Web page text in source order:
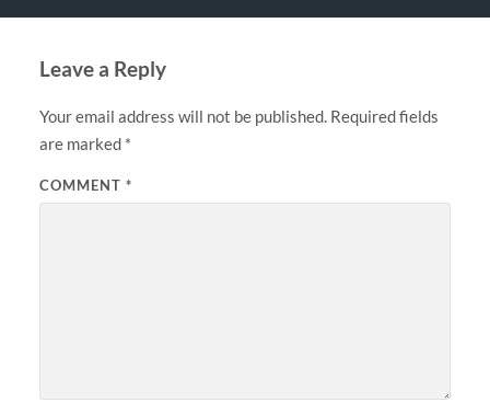
Leave a Reply
Your email address will not be published. Required fields
are marked *
COMMENT *